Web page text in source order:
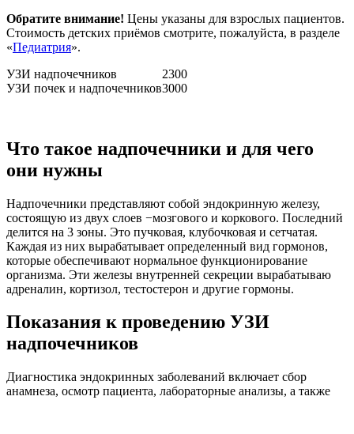
Обратите внимание! Цены указаны для взрослых пациентов.
Стоимость детских приёмов смотрите, пожалуйста, в разделе
«Педиатрия».
УЗИ надпочечников
2300
УЗИ почек и надпочечников3000
Что такое надпочечники и для чего
они нужны
Надпочечники представляют собой эндокринную железу,
состоящую из двух слоев −мозгового и коркового. Последний
делится на 3 зоны. Это пучковая, клубочковая и сетчатая.
Каждая из них вырабатывает определенный вид гормонов,
которые обеспечивают нормальное функционирование
организма. Эти железы внутренней секреции вырабатываю
адреналин, кортизол, тестостерон и другие гормоны.
Показания к проведению УЗИ
надпочечников
Диагностика эндокринных заболеваний включает сбор
анамнеза, осмотр пациента, лабораторные анализы, а также